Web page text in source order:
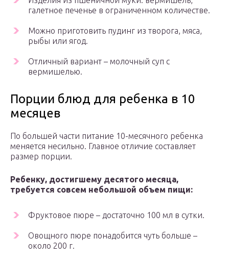
галетное печенье в ограниченном количестве.
Можно приготовить пудинг из творога, мяса,
рыбы или ягод.
Отличный вариант – молочный суп с
вермишелью.
Порции блюд для ребенка в 10
месяцев
По большей части питание 10-месячного ребенка
меняется несильно. Главное отличие составляет
размер порции.
Ребенку, достигшему десятого месяца,
требуется совсем небольшой объем пищи:
Фруктовое пюре – достаточно 100 мл в сутки.
Овощного пюре понадобится чуть больше –
около 200 г.